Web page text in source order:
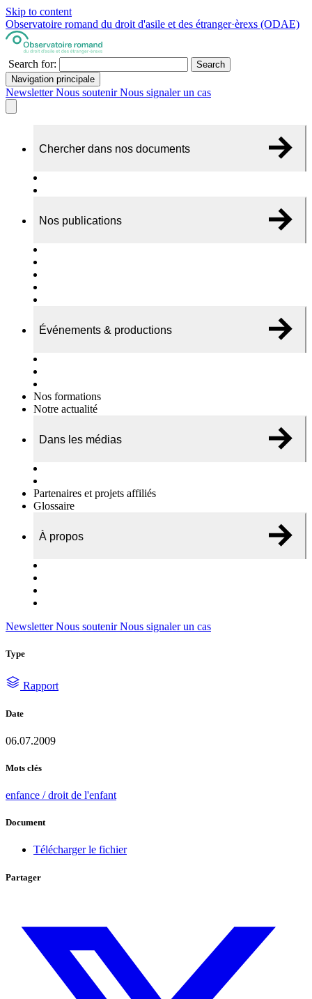
Skip to content
Observatoire romand du droit d'asile et des étranger·èrexs (ODAE)
Search for:
Search
Navigation principale
NewsletterNous soutenirNous signaler un cas
Chercher dans nos documents
Nos publications
Événements & productions
Nos formations
Notre actualité
Dans les médias
Partenaires et projets affiliés
Glossaire
À propos
NewsletterNous soutenirNous signaler un cas
Type
Rapport
Date
06.07.2009
Mots clés
enfance / droit de l'enfant
Document
Télécharger le fichier
Partager